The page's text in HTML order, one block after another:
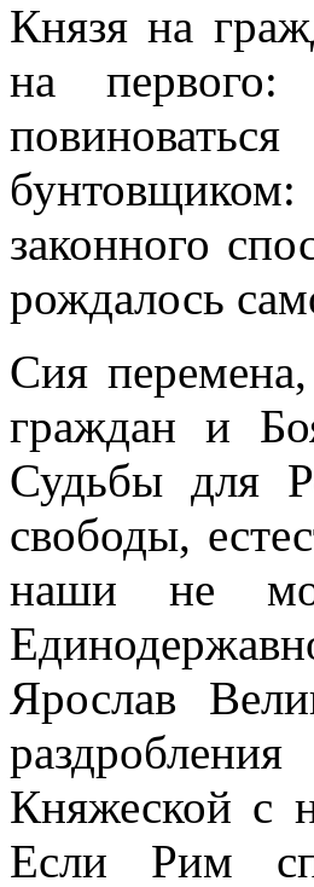
Князя на
на
законного
рождалось
Сия
граждан и
Судьбы для
свободы,
наши не
Ярослав
Княжеской с
Если Рим